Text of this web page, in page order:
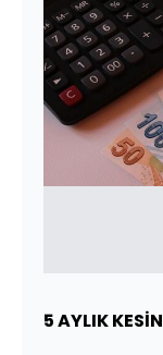
5 AYLIK